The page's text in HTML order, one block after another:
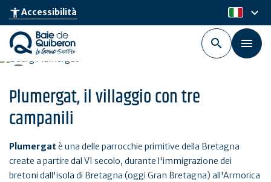
Skip
main
content
accessibility_newAccessibilità it
keyboard_arrow_down
Plumergat, il villaggio con tre
campanili
Plumergatè una delle parrocchie primitive della Bretagna
create a partire dal VI secolo, durante l'immigrazione dei
bretoni dall'isola di Bretagna (oggi Gran Bretagna) all'Armorica